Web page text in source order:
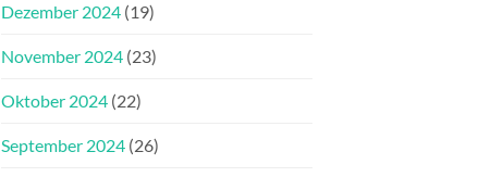
Dezember 2024 (19)
November 2024 (23)
Oktober 2024 (22)
September 2024 (26)